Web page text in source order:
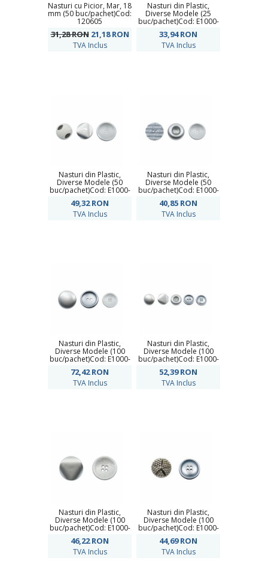
Nasturi cu Picior, Mar, 18
mm (50 buc/pachet)Cod:
120605
31,28 RON 21,18RON
TVA Inclus
Nasturi din Plastic,
Diverse Modele (25
buc/pachet)Cod: E1000-
33,94RON
TVA Inclus
Nasturi din Plastic,
Diverse Modele (50
buc/pachet)Cod: E1000-
49,32RON
TVA Inclus
Nasturi din Plastic,
Diverse Modele (50
buc/pachet)Cod: E1000-
40,85 RON
TVA Inclus
Nasturi din Plastic,
Diverse Modele (100
buc/pachet)Cod: E1000-
72,42RON
TVA Inclus
Nasturi din Plastic,
Diverse Modele (100
buc/pachet)Cod: E1000-
52,39RON
TVA Inclus
Nasturi din Plastic,
Diverse Modele (100
buc/pachet)Cod: E1000-
46,22RON
TVA Inclus
Nasturi din Plastic,
Diverse Modele (100
buc/pachet)Cod: E1000-
44,69RON
TVA Inclus